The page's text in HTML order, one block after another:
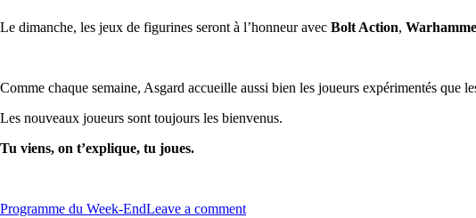
Le dimanche, les jeux de figurines seront à l’honneur avec Bolt Action,
Comme chaque semaine, Asgard accueille aussi bien les joueurs expérimentés que
Les nouveaux joueurs sont toujours les bienvenus.
Tu viens, on t’explique, tu joues.
Programme du Week-EndLeave a comment